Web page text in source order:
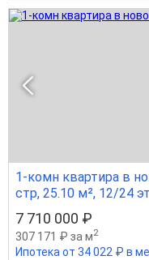
1-комн квартира в
стр, 25.10 м², 12/24
7 710 000 ₽
307 171 ₽ за м2
Ипотека от 34 022 ₽ в